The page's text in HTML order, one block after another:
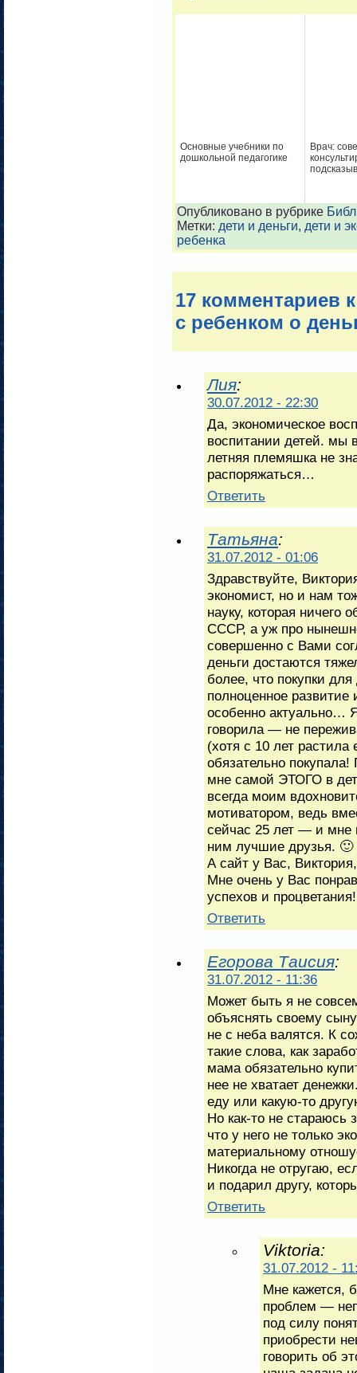
Основные учебники по
дошкольной педагогике
Врач:
Опубликовано в рубрике
Метки: дети и деньги, дети и
ребенка
17 комментариев
с ребенком о
Лия:
30.07.2012 - 22:30
Да, экономическое
воспитании детей. мы
летняя племяшка не
распоряжаться…
Ответить
Татьяна:
31.07.2012 - 01:06
Здравствуйте,
экономист, но и нам
науку, которая ничего
СССР, а уж про
совершенно с Вами
деньги достаются
более, что покупки
полноценное
особенно актуально…
говорила — не
(хотя с 10 лет
обязательно
мне самой ЭТОГО в
всегда моим
мотиватором, ведь
сейчас 25 лет — и мне
ним лучшие друзья. 🙂
А сайт у Вас,
Мне очень у Вас
успехов и
Ответить
Егорова Таисия:
31.07.2012 - 11:36
Может быть я не
объяснять своему
не с неба валятся. К
такие слова, как
мама обязательно
нее не хватает
еду или какую-то
Но как-то не стараюсь
что у него не только
материальному
Никогда не отругаю,
и подарил другу,
Ответить
Viktoria:
31.07.2012 -
Мне кажется,
проблем —
под силу
приобрести
говорить об